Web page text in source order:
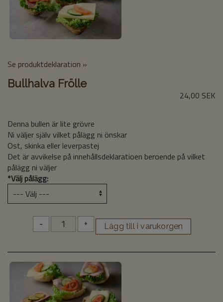
Se produktdeklaration »
Bullhalva Frölle
24,00 SEK
Denna bullen är lite grövre
Ni väljer själv vilket pålägg ni önskar
Ost, skinka eller leverpastej
Det är avvikelse på innehållsdeklaratioen beroende på vilket
pålägg ni väljer
*Välj pålägg:
- +